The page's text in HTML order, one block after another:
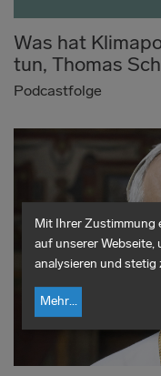
Was hat
tun, Thomas
Podcastfolge
Mit Ihrer Zustimmung
auf unserer
analysieren und stetig
Mehr...